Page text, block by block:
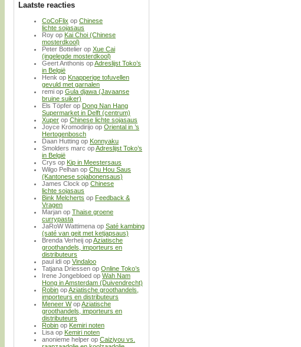
Laatste reacties
CoCoFlix op Chinese
lichte sojasaus
Roy op Kai Choi (Chinese
mosterdkool)
Peter Bottelier op Xue Cai
(ingelegde mosterdkool)
Geert Anthonis opAdreslijst Toko’s
in België
Henk op Knapperige tofuvellen
gevuld met garnalen
remi op Gula djawa (Javaanse
bruine suiker)
Els Töpfer op Dong Nan Hang
Supermarket in Delft (centrum)
Xuper op Chinese lichte sojasaus
Joyce Kromodirijo op Oriental in ’s
Hertogenbosch
Daan Hutting op Konnyaku
Smolders marc opAdreslijst Toko’s
in België
Crys op Kip in Meestersaus
Wilgo Pelhan op Chu Hou Saus
(Kantonese sojabonensaus)
James Clock op Chinese
lichte sojasaus
Bink Melcherts op Feedback &
Vragen
Marjan op Thaise groene
currypasta
JaRoW Wattimena op Saté kambing
(saté van geit met ketjapsaus)
Brenda Verheij opAziatische
groothandels, importeurs en
distributeurs
paul idi op Vindaloo
Tatjana Driessen op Online Toko’s
Irene Jongebloed op Wah Nam
Hong in Amsterdam (Duivendrecht)
Robin opAziatische groothandels,
importeurs en distributeurs
Meneer WopAziatische
groothandels, importeurs en
distributeurs
Robin op Kemiri noten
Lisa op Kemiri noten
anonieme helper op Caiziyou vs.